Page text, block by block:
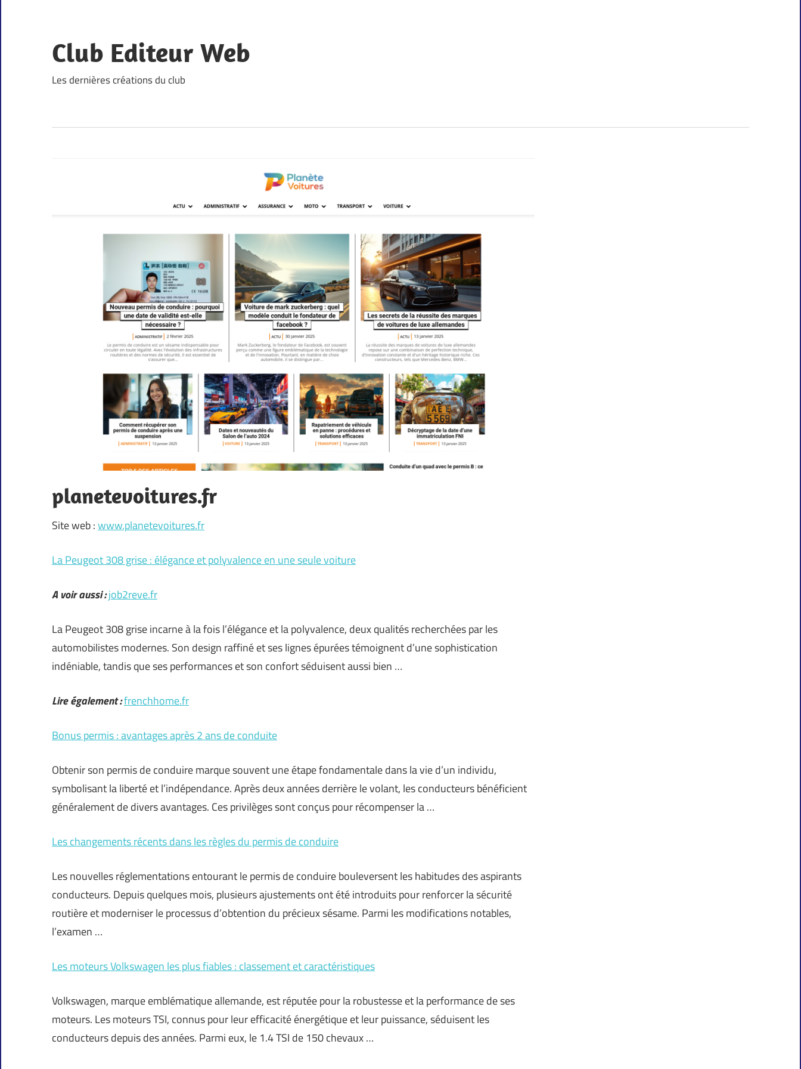
content
Club Editeur Web
Les dernières créations du club
planetevoitures.fr
Site web :www.planetevoitures.fr
La Peugeot 308 grise : élégance et polyvalence en une seule voiture
A voir aussi :job2reve.fr
La Peugeot 308 grise incarne à la fois l’élégance et la polyvalence, deux qualités recherchées par les
automobilistes modernes. Son design raffiné et ses lignes épurées témoignent d’une sophistication
indéniable, tandis que ses performances et son confort séduisent aussi bien …
Lire également :frenchhome.fr
Bonus permis : avantages après 2 ans de conduite
Obtenir son permis de conduire marque souvent une étape fondamentale dans la vie d’un individu,
symbolisant la liberté et l’indépendance. Après deux années derrière le volant, les conducteurs bénéficient
généralement de divers avantages. Ces privilèges sont conçus pour récompenser la …
Les changements récents dans les règles du permis de conduire
Les nouvelles réglementations entourant le permis de conduire bouleversent les habitudes des aspirants
conducteurs. Depuis quelques mois, plusieurs ajustements ont été introduits pour renforcer la sécurité
routière et moderniser le processus d’obtention du précieux sésame. Parmi les modifications notables,
l’examen …
Les moteurs Volkswagen les plus fiables : classement et caractéristiques
Volkswagen, marque emblématique allemande, est réputée pour la robustesse et la performance de ses
moteurs. Les moteurs TSI, connus pour leur efficacité énergétique et leur puissance, séduisent les
conducteurs depuis des années. Parmi eux, le 1.4 TSI de 150 chevaux …